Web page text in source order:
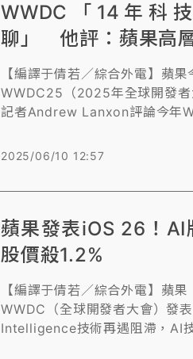
WWDC「14年科
聊」 他評：蘋果高
【編譯于倩若／綜合外電】蘋果
WWDC25（2025年全球開發
記者Andrew Lanxon評論今年
2025/06/10 12:57
蘋果發表iOS 26！
股價殺1.2%
【編譯于倩若／綜合外電】蘋
WWDC（全球開發者大會）發
Intelligence技術再遇阻滯，AI